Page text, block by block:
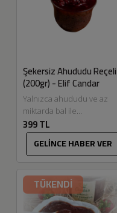
Şekersiz Ahududu Reçeli
(200gr) - Elif Candar
Yalnızca ahududu ve az
miktarda bal ile
hazırladığımız şekersiz
ahududu reçelimiz. Ürün
vakumludur açtıktan sonra
buzdolabında muhafaza...
399 TL
GELİNCE HABER VER
TÜKENDİ